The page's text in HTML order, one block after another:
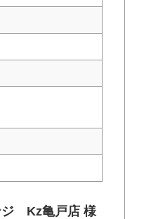
ジ Kz亀戸店 様